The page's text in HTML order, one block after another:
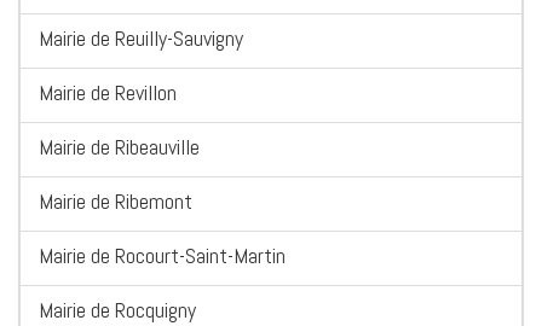
Mairie de Reuilly-Sauvigny
Mairie de Revillon
Mairie de Ribeauville
Mairie de Ribemont
Mairie de Rocourt-Saint-Martin
Mairie de Rocquigny